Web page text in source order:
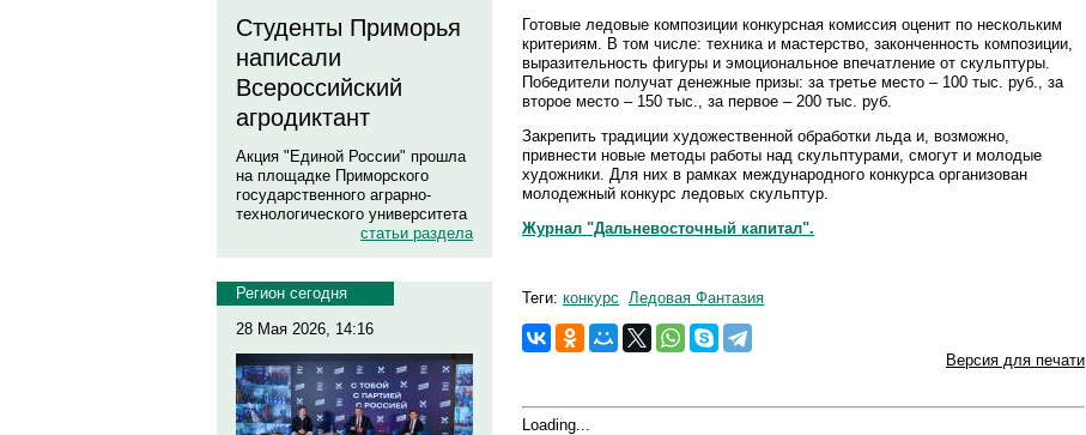
Студенты Приморья
написали
Всероссийский
агродиктант
Акция "Единой России" прошла
на площадке Приморского
государственного аграрно-
технологического университета
статьи раздела
Регион сегодня
28 Мая 2026, 14:16
Готовые ледовые композиции конкурсная комиссия оценит по нескольким
критериям. В том числе: техника и мастерство, законченность композиции,
выразительность фигуры и эмоциональное впечатление от скульптуры.
Победители получат денежные призы: за третье место – 100 тыс. руб., за
второе место – 150 тыс., за первое – 200 тыс. руб.
Закрепить традиции художественной обработки льда и, возможно,
привнести новые методы работы над скульптурами, смогут и молодые
художники. Для них в рамках международного конкурса организован
молодежный конкурс ледовых скульптур.
Журнал "Дальневосточный капитал".
Теги: конкурс Ледовая Фантазия
Версия для печати
Loading...